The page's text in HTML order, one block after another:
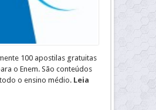
100 apostilas gratuitas
o Enem. São conteúdos
o ensino médio. Leia